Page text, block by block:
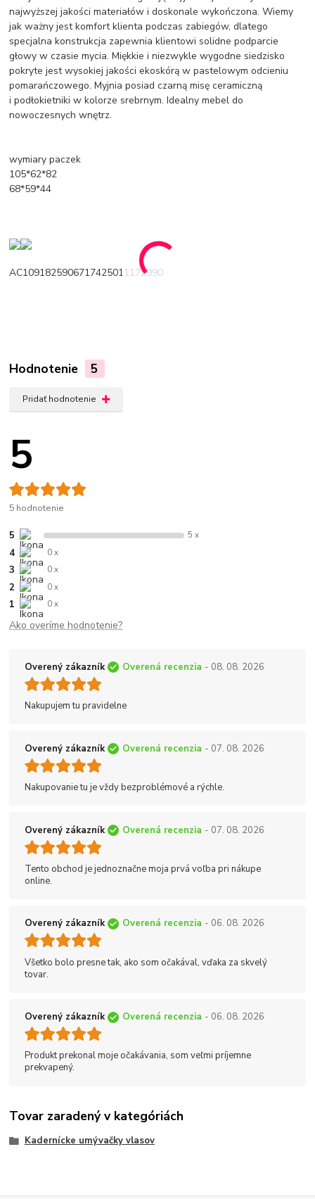
najwyższej jakości materiałów i doskonale wykończona. Wiemy
jak ważny jest komfort klienta podczas zabiegów, dlatego
specjalna konstrukcja zapewnia klientowi solidne podparcie
głowy w czasie mycia. Miękkie i niezwykle wygodne siedzisko
pokryte jest wysokiej jakości ekoskórą w pastelowym odcieniu
pomarańczowego. Myjnia posiad czarną misę ceramiczną
i podłokietniki w kolorze srebrnym. Idealny mebel do
nowoczesnych wnętrz.
wymiary paczek
105*62*82
68*59*44
AC1091825906717425011172990
Hodnotenie 5
Pridať hodnotenie
5
5 hodnotenie
5 5 x
4 0 x
3 0 x
2 0 x
1 0 x
Ako overíme hodnotenie?
Overený zákazník Overená recenzia - 08. 08. 2026
Nakupujem tu pravidelne
Overený zákazník Overená recenzia - 07. 08. 2026
Nakupovanie tu je vždy bezproblémové a rýchle.
Overený zákazník Overená recenzia - 07. 08. 2026
Tento obchod je jednoznačne moja prvá voľba pri nákupe
online.
Overený zákazník Overená recenzia - 06. 08. 2026
Všetko bolo presne tak, ako som očakával, vďaka za skvelý
tovar.
Overený zákazník Overená recenzia - 06. 08. 2026
Produkt prekonal moje očakávania, som veľmi príjemne
prekvapený.
Tovar zaradený v kategóriách
Kadernícke umývačky vlasov